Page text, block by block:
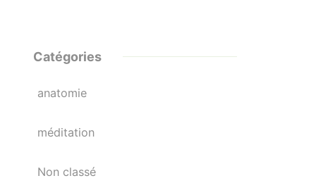
Catégories
anatomie
méditation
Non classé